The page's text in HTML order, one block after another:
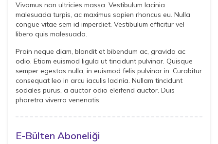
Vivamus non ultricies massa. Vestibulum lacinia
malesuada turpis, ac maximus sapien rhoncus eu. Nulla
congue vitae sem id imperdiet. Vestibulum efficitur vel
libero quis malesuada.
Proin neque diam, blandit et bibendum ac, gravida ac
odio. Etiam euismod ligula ut tincidunt pulvinar. Quisque
semper egestas nulla, in euismod felis pulvinar in. Curabitur
consequat leo in arcu iaculis lacinia. Nullam tincidunt
sodales purus, a auctor odio eleifend auctor. Duis
pharetra viverra venenatis.
E-Bülten Aboneliği